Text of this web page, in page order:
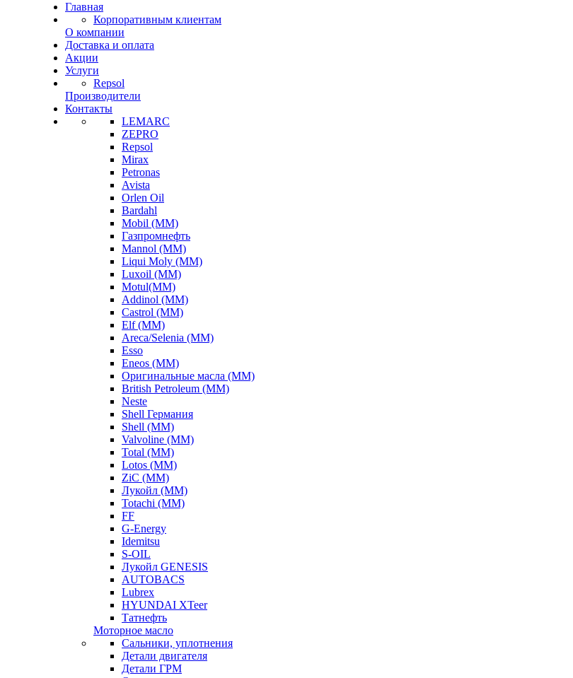
Главная
Корпоративным клиентам
О компании
Доставка и оплата
Акции
Услуги
Repsol
Производители
Контакты
LEMARC
ZEPRO
Repsol
Mirax
Petronas
Avista
Orlen Oil
Bardahl
Mobil (ММ)
Газпромнефть
Mannol (ММ)
Liqui Moly (ММ)
Luxoil (ММ)
Motul(ММ)
Addinol (ММ)
Castrol (ММ)
Elf (ММ)
Areca/Selenia (ММ)
Esso
Eneos (ММ)
Оригинальные масла (ММ)
British Petroleum (ММ)
Neste
Shell Германия
Shell (ММ)
Valvoline (ММ)
Total (ММ)
Lotos (ММ)
ZiC (ММ)
Лукойл (ММ)
Totachi (MM)
FF
G-Energy
Idemitsu
S-OIL
Лукойл GENESIS
AUTOBACS
Lubrex
HYUNDAI XTeer
Татнефть
Моторное масло
Сальники, уплотнения
Детали двигателя
Детали ГРМ